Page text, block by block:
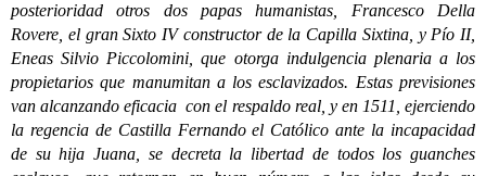
posterioridad otros dos papas humanistas, Francesco Della
Rovere, el gran Sixto IV constructor de la Capilla Sixtina, y Pío II,
Eneas Silvio Piccolomini, que otorga indulgencia plenaria a los
propietarios que manumitan a los esclavizados. Estas previsiones
van alcanzando eficacia con el respaldo real, y en 1511, ejerciendo
la regencia de Castilla Fernando el Católico ante la incapacidad
de su hija Juana, se decreta la libertad de todos los guanches